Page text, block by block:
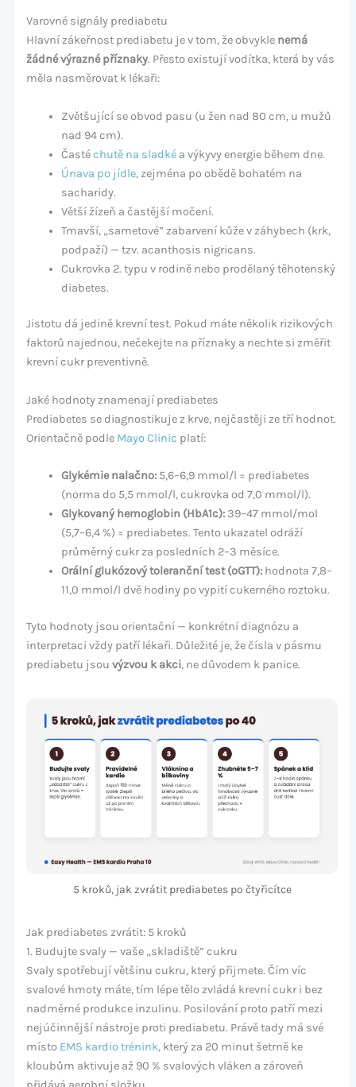
Varovné signály prediabetu
Hlavní zákeřnost prediabetu je v tom, že obvykle nemá
žádné výrazné příznaky. Přesto existují vodítka, která by vás
měla nasměrovat k lékaři:
Zvětšující se obvod pasu (u žen nad 80 cm, u mužů
nad 94 cm).
Častéchutě na sladkéa výkyvy energie během dne.
Únava po jídle, zejména po obědě bohatém na
sacharidy.
Větší žízeň a častější močení.
Tmavší, „sametové” zabarvení kůže v záhybech (krk,
podpaží) — tzv. acanthosis nigricans.
Cukrovka 2. typu v rodině nebo prodělaný těhotenský
diabetes.
Jistotu dá jedině krevní test. Pokud máte několik rizikových
faktorů najednou, nečekejte na příznaky a nechte si změřit
krevní cukr preventivně.
Jaké hodnoty znamenají prediabetes
Prediabetes se diagnostikuje z krve, nejčastěji ze tří hodnot.
Orientačně podle Mayo Clinic platí:
Glykémie nalačno:5,6–6,9 mmol/l = prediabetes
(norma do 5,5 mmol/l, cukrovka od 7,0 mmol/l).
Glykovaný hemoglobin (HbA1c):39–47 mmol/mol
(5,7–6,4 %) = prediabetes. Tento ukazatel odráží
průměrný cukr za posledních 2–3 měsíce.
Orální glukózový toleranční test (oGTT):hodnota 7,8–
11,0 mmol/l dvě hodiny po vypití cukerného roztoku.
Tyto hodnoty jsou orientační — konkrétní diagnózu a
interpretaci vždy patří lékaři. Důležité je, že čísla v pásmu
prediabetu jsou výzvou k akci, ne důvodem k panice.
5 kroků, jak zvrátit prediabetes po čtyřicítce
Jak prediabetes zvrátit: 5 kroků
1. Budujte svaly — vaše „skladiště” cukru
Svaly spotřebují většinu cukru, který přijmete. Čím víc
svalové hmoty máte, tím lépe tělo zvládá krevní cukr i bez
nadměrné produkce inzulinu. Posilování proto patří mezi
nejúčinnější nástroje proti prediabetu. Právě tady má své
místo EMS kardio trénink, který za 20 minut šetrně ke
kloubům aktivuje až 90 % svalových vláken a zároveň